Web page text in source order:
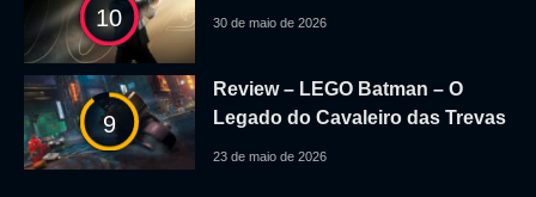
10 30 de maio de 2026
9
Review – LEGO Batman – O
Legado do Cavaleiro das Trevas
23 de maio de 2026